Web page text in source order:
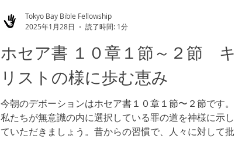
ホセア書 １０章１節～２節 キ
リストの様に歩む恵み
今朝のデボーションはホセア書１０章１節〜２節です。
私たちが無意識の内に選択している罪の道を神様に示し
ていただきましょう。昔からの習慣で、人々に対して批
Tokyo Bay Bible Fellowship
2025年1月28日
読了時間: 1分